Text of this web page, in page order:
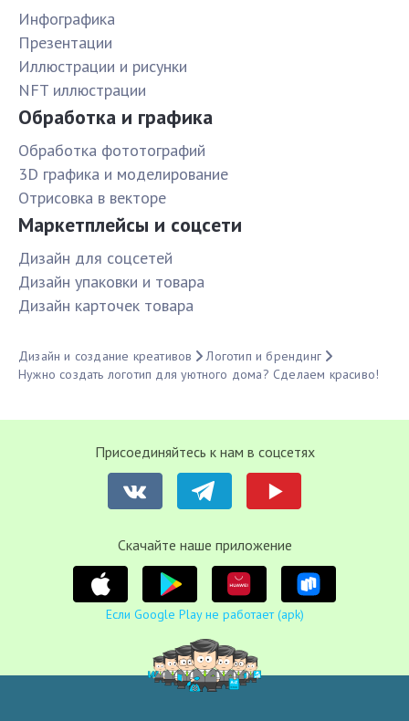
Инфографика
Презентации
Иллюстрации и рисунки
NFT иллюстрации
Обработка и графика
Обработка фототографий
3D графика и моделирование
Отрисовка в векторе
Маркетплейсы и соцсети
Дизайн для соцсетей
Дизайн упаковки и товара
Дизайн карточек товара
Дизайн и создание креативов
Логотип и брендинг
Нужно создать логотип для уютного дома? Сделаем красиво!
Присоединяйтесь к нам в соцсетях
Cкачайте наше приложение
Если Google Play не работает (apk)